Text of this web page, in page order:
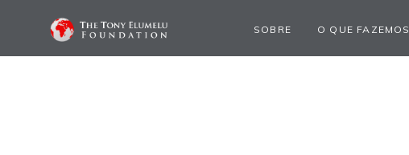
SOBRE O QUE FAZEMOS